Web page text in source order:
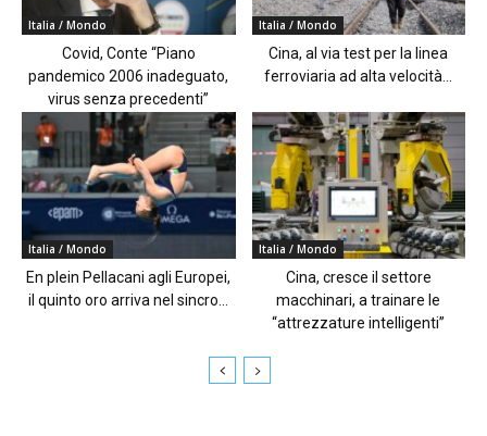
Italia / Mondo
Covid, Conte “Piano
pandemico 2006 inadeguato,
virus senza precedenti”
Italia / Mondo
Cina, al via test per la linea
ferroviaria ad alta velocità...
Italia / Mondo
En plein Pellacani agli Europei,
il quinto oro arriva nel sincro...
Italia / Mondo
Cina, cresce il settore
macchinari, a trainare le
“attrezzature intelligenti”